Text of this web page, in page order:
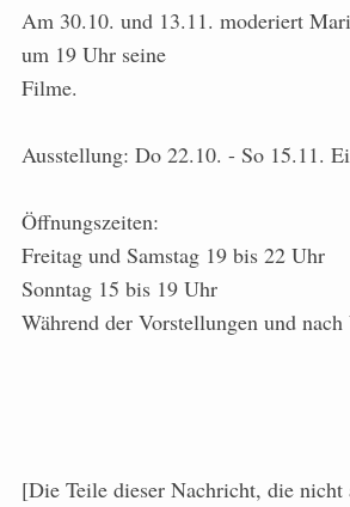
Am 30.10. und 13.11. moderiert
um 19 Uhr seine
Filme.
Ausstellung: Do 22.10. - So 15.11.
Öffnungszeiten:
Freitag und Samstag 19 bis 22 Uhr
Sonntag 15 bis 19 Uhr
Während der Vorstellungen und
[Die Teile dieser Nachricht, die nicht